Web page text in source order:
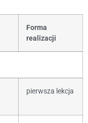
Forma
realizacji
pierwsza lekcja